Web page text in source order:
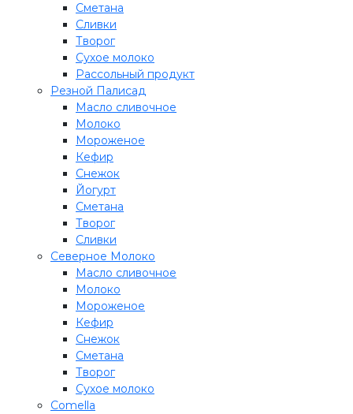
Сметана
Сливки
Творог
Сухое молоко
Рассольный продукт
Резной Палисад
Масло сливочное
Молоко
Мороженое
Кефир
Снежок
Йогурт
Сметана
Творог
Сливки
Северное Молоко
Масло сливочное
Молоко
Мороженое
Кефир
Снежок
Сметана
Творог
Сухое молоко
Comеlla